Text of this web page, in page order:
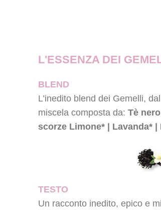
L'ESSENZA DEI
BLEND
L’inedito blend dei Gemelli,
miscela composta da: Tè
scorze Limone* | Lavanda* |
TESTO
Un racconto inedito, epico e